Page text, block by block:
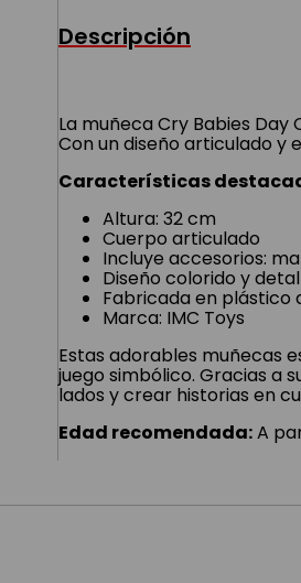
Descripción
La muñeca Cry Babies
Con un diseño articulado y
Características
Altura: 32 cm
Cuerpo articulado
Incluye accesorios:
Diseño colorido y
Fabricada en plástico
Marca: IMC Toys
Estas adorables muñecas
juego simbólico. Gracias a
lados y crear historias en
Edad recomendada:A